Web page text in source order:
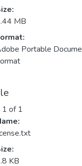
MB
Portable
1 of 1
KB